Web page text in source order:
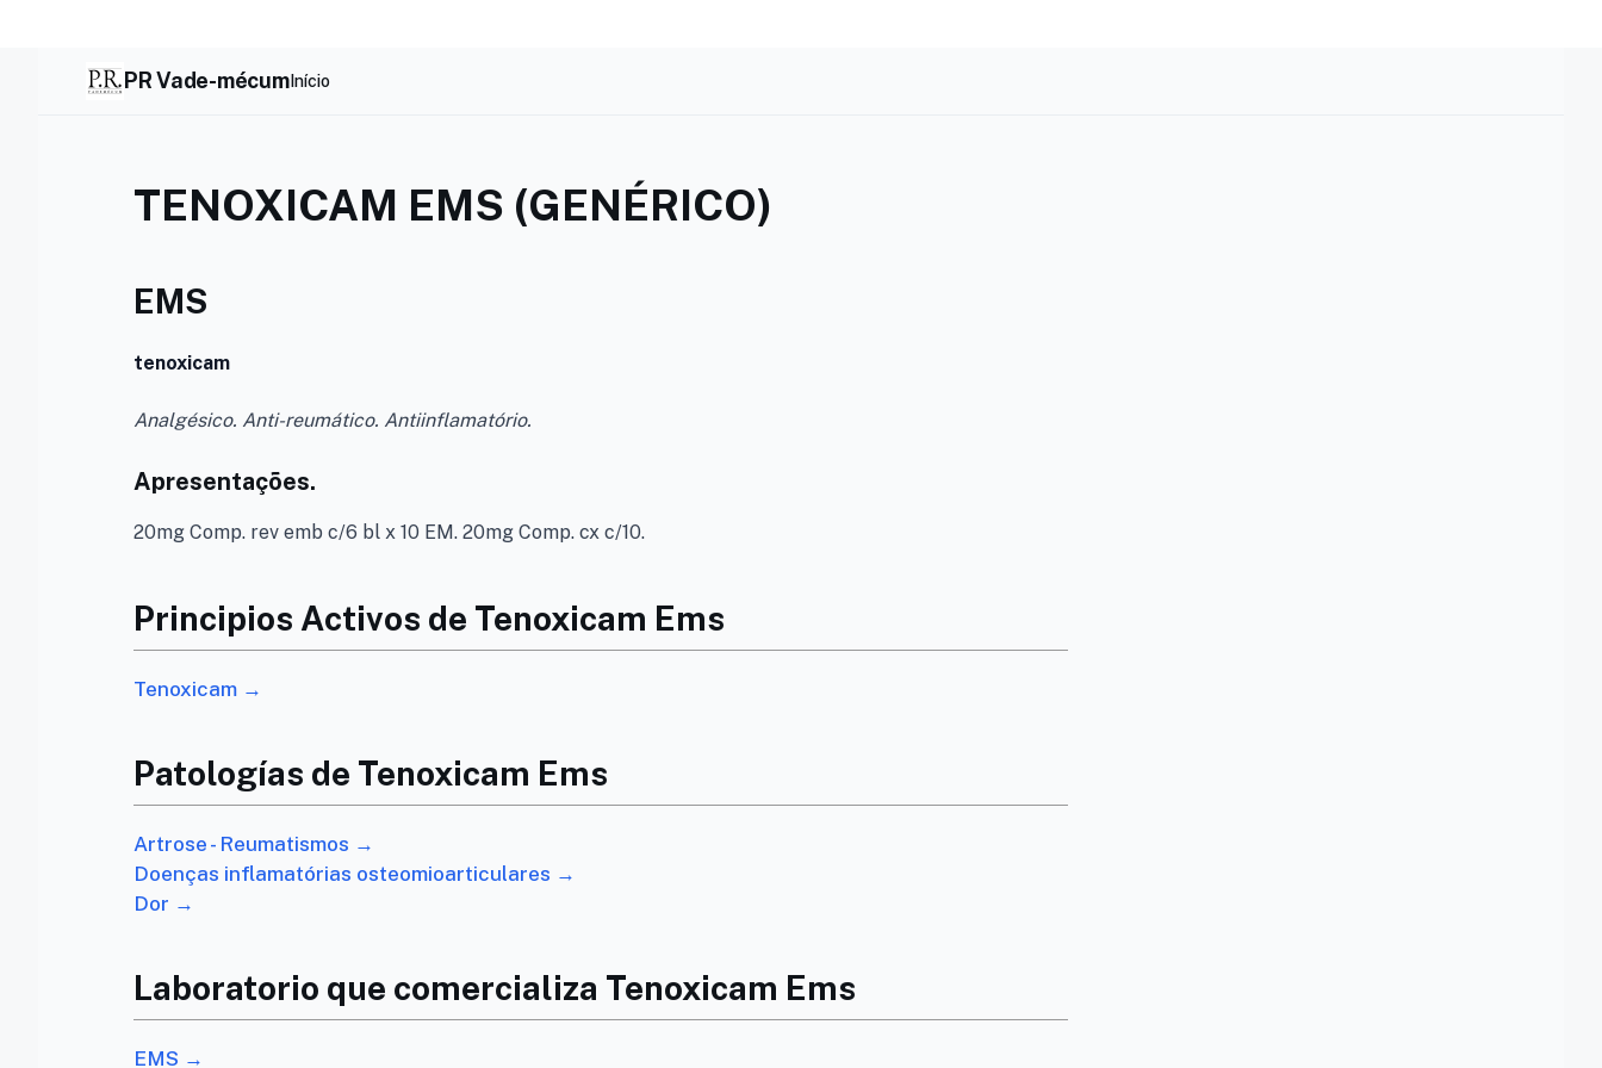
PR Vade-mécumInício
TENOXICAM EMS (GENÉRICO)
EMS
tenoxicam
Analgésico. Anti-reumático. Antiinflamatório.
Apresentações.
20mg Comp. rev emb c/6 bl x 10 EM. 20mg Comp. cx c/10.
Principios Activos de Tenoxicam Ems
Tenoxicam →
Patologías de Tenoxicam Ems
Artrose - Reumatismos →
Doenças inflamatórias osteomioarticulares →
Dor →
Laboratorio que comercializa Tenoxicam Ems
EMS →